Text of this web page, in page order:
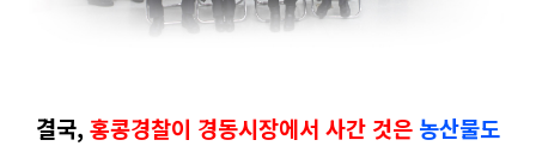
결국, 홍콩경찰이 경동시장에서 사간 것은 농산물도